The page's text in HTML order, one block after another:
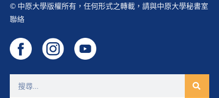
© 中原大學版權所有，任何形式之轉載，請與中原大學秘書室
聯絡